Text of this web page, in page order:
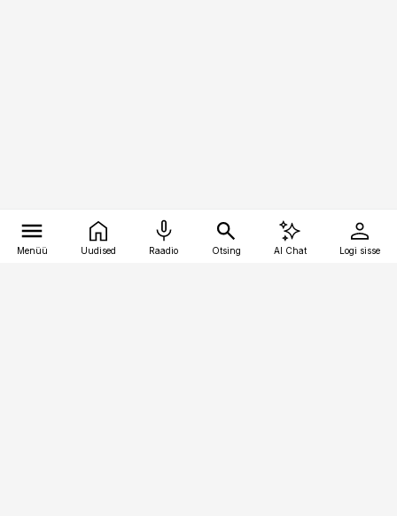
Menüü Uudised Raadio Otsing AI Chat Logi sisse